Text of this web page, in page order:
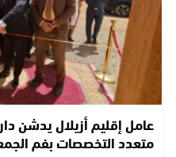
عامل إقليم أزيلال يدشن
متعدد التخصصات بفم